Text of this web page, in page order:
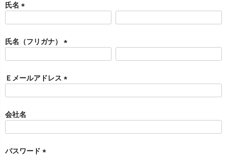
氏名
須
)
氏名（フリガナ）
須
)
Ｅメールアドレス
)
会社名
パスワード